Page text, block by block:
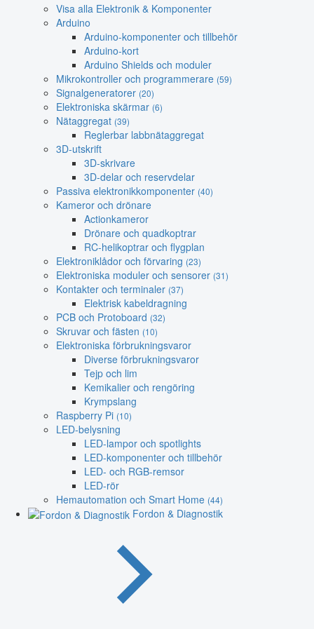
Visa alla Elektronik & Komponenter
Arduino
Arduino-komponenter och tillbehör
Arduino-kort
Arduino Shields och moduler
Mikrokontroller och programmerare (59)
Signalgeneratorer (20)
Elektroniska skärmar (6)
Nätaggregat (39)
Reglerbar labbnätaggregat
3D-utskrift
3D-skrivare
3D-delar och reservdelar
Passiva elektronikkomponenter (40)
Kameror och drönare
Actionkameror
Drönare och quadkoptrar
RC-helikoptrar och flygplan
Elektroniklådor och förvaring (23)
Elektroniska moduler och sensorer (31)
Kontakter och terminaler (37)
Elektrisk kabeldragning
PCB och Protoboard (32)
Skruvar och fästen (10)
Elektroniska förbrukningsvaror
Diverse förbrukningsvaror
Tejp och lim
Kemikalier och rengöring
Krympslang
Raspberry Pi (10)
LED-belysning
LED-lampor och spotlights
LED-komponenter och tillbehör
LED- och RGB-remsor
LED-rör
Hemautomation och Smart Home (44)
Fordon & Diagnostik